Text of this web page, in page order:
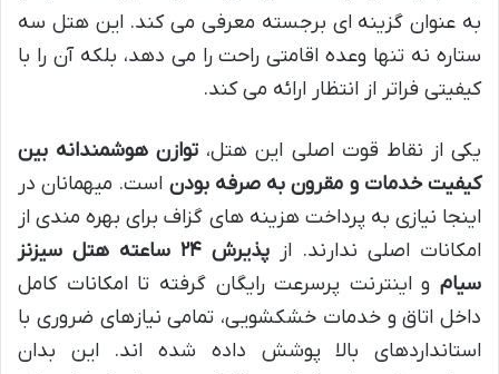
به عنوان گزینه ای برجسته معرفی می کند. این هتل سه
ستاره نه تنها وعده اقامتی راحت را می دهد، بلکه آن را با
کیفیتی فراتر از انتظار ارائه می کند.
یکی از نقاط قوت اصلی این هتل، توازن هوشمندانه بین
کیفیت خدمات و مقرون به صرفه بودن است. میهمانان در
اینجا نیازی به پرداخت هزینه های گزاف برای بهره مندی از
امکانات اصلی ندارند. از
پذیرش ۲۴ ساعته هتل سیزنز
سیام و اینترنت پرسرعت رایگان گرفته تا امکانات کامل
داخل اتاق و خدمات خشکشویی، تمامی نیازهای ضروری با
استانداردهای بالا پوشش داده شده اند. این بدان